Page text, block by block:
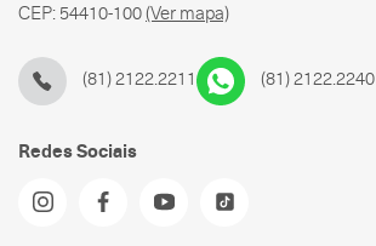
CEP: 54410-100(Ver mapa)
Redes Sociais
(81) 2122.2211 (81) 2122.2240